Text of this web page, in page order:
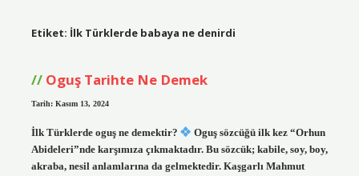
Etiket: İlk Türklerde babaya ne denirdi
Oguş Tarihte Ne Demek
Tarih: Kasım 13, 2024
İlk Türklerde oguş ne demektir?
Oguş sözcüğü ilk kez “Orhun
Abideleri”nde karşımıza çıkmaktadır. Bu sözcük; kabile, soy, boy,
akraba, nesil anlamlarına da gelmektedir. Kaşgarlı Mahmut